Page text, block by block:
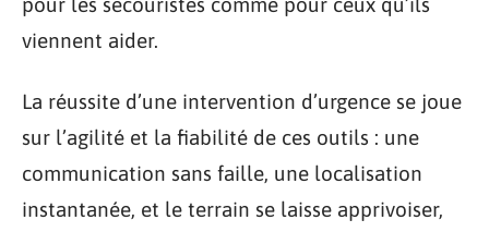
viennent aider.
La réussite d’une intervention d’urgence se joue
sur l’agilité et la fiabilité de ces outils : une
communication sans faille, une localisation
instantanée, et le terrain se laisse apprivoiser,